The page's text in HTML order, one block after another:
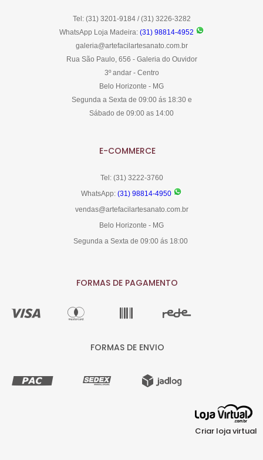
Tel: (31) 3201-9184 / (31) 3226-3282
WhatsApp Loja Madeira: (31) 98814-4952
galeria@artefacilartesanato.com.br
Rua São Paulo, 656 - Galeria do Ouvidor
3º andar - Centro
Belo Horizonte - MG
Segunda a Sexta de 09:00 ás 18:30 e
Sábado de 09:00 as 14:00
E-COMMERCE
Tel: (31) 3222-3760
WhatsApp: (31) 98814-4950
vendas@artefacilartesanato.com.br
Belo Horizonte - MG
Segunda a Sexta de 09:00 ás 18:00
FORMAS DE PAGAMENTO
FORMAS DE ENVIO
Criar loja virtual